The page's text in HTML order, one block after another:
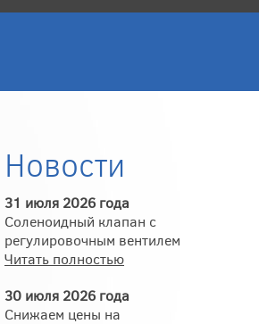
Новости
31 июля 2026 года
Соленоидный клапан с
регулировочным вентилем
Читать полностью
30 июля 2026 года
Снижаем цены на